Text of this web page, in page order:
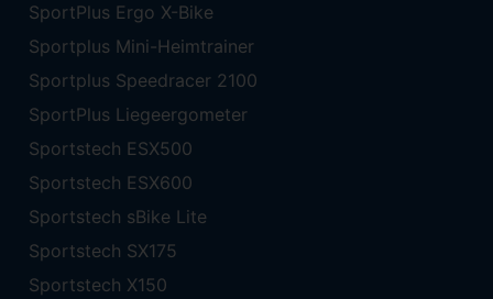
SportPlus Ergo X-Bike
Sportplus Mini-Heimtrainer
Sportplus Speedracer 2100
SportPlus Liegeergometer
Sportstech ESX500
Sportstech ESX600
Sportstech sBike Lite
Sportstech SX175
Sportstech X150